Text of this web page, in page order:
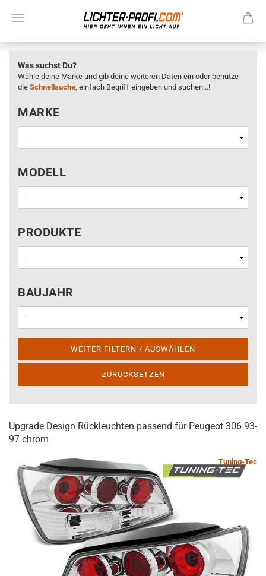
Was suchst Du?
Wähle deine Marke und gib deine weiteren Daten ein oder benutze
die Schnellsuche, einfach Begriff eingeben und suchen...!
MARKE
MARKE
MODELL
MODELL
PRODUKTE
PRODUKTE
BAUJAHR
BAUJAHR
WEITER FILTERN / AUSWÄHLEN
ZURÜCKSETZEN
Upgrade Design Rückleuchten passend für Peugeot 306 93-
97 chrom
Tuning-Tec